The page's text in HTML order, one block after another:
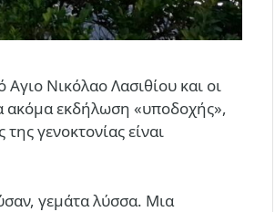
Νικόλαο Λασιθίου και οι
ακόμα εκδήλωση «υποδοχής»,
γενοκτονίας είναι
γεμάτα λύσσα. Μια